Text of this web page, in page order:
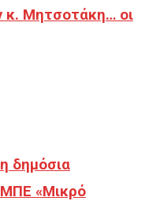
κ. Μητσοτάκη… οι
δημόσια
ΜΠΕ «Μικρό